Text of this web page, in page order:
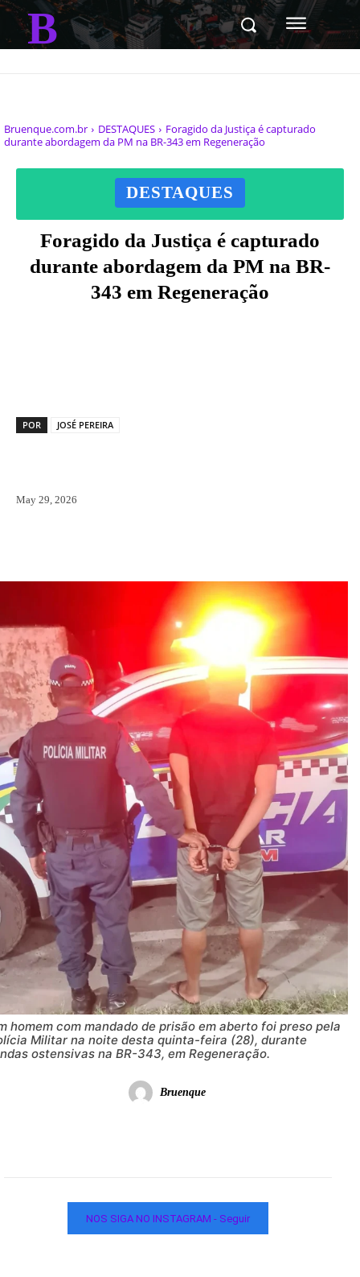
B
Bruenque.com.br DESTAQUES
Foragido da Justiça é capturado
durante abordagem da PM na BR-343 em Regeneração
DESTAQUES
Foragido da Justiça é capturado
durante abordagem da PM na BR-
343 em Regeneração
POR JOSÉ PEREIRA
May 29, 2026
homem com mandado de prisão em aberto foi preso pela
Militar na noite desta quinta-feira (28), durante
ostensivas na BR-343, em Regeneração.
Bruenque
NOS SIGA NO INSTAGRAM - Seguir